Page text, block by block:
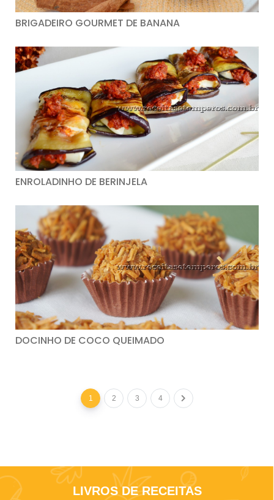
BRIGADEIRO GOURMET DE BANANA
ENROLADINHO DE BERINJELA
DOCINHO DE COCO QUEIMADO
1 2 3 4
LIVROS DE RECEITAS